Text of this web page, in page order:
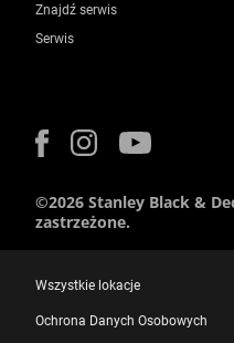
Znajdź serwis
Serwis
©2026 Stanley Black &
zastrzeżone.
Wszystkie lokacje
Ochrona Danych Osobowych